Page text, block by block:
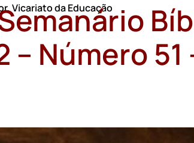
,Vicariato da Educação
– Número 51